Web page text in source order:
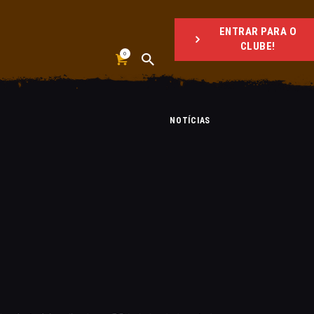
0
ENTRAR PARA O
CLUBE!
NOTÍCIAS